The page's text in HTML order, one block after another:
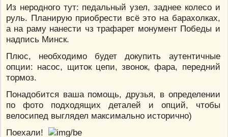
Из неродного тут: педальный узел, заднее колесо и
руль. Планирую приобрести всё это на барахолках,
а на раму нанести чз трафарет монумент Победы и
надпись Минск.
Плюс, необходимо будет докупить аутентичные
опции: насос, щиток цепи, звонок, фара, передний
тормоз.
Понадобится ваша помощь, друзья, в определении
по фото подходящих деталей и опций, чтобы
велосипед выглядел максимально исторично)
Поехали!